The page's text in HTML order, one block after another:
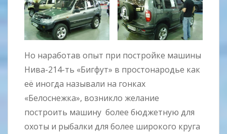
Но наработав опыт при постройке машины
Нива-214-ть «Бигфут» в простонародье как
её иногда называли на гонках
«Белоснежка», возникло желание
построить машину более бюджетную для
охоты и рыбалки для более широкого круга